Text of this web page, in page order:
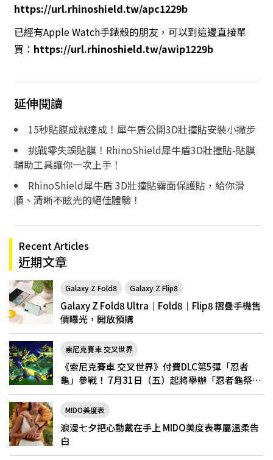
https://url.rhinoshield.tw/apc1229b
已經有Apple Watch手錶殼的朋友，可以到這邊直接單
買： https://url.rhinoshield.tw/awip1229b
延伸閱讀
15秒貼膜成就達成！犀牛盾公開3D壯撞貼安裝小撇步
挑戰零失誤貼膜！RhinoShield犀牛盾3D壯撞貼-貼膜
輔助工具讓你一次上手！
RhinoShield犀牛盾 3D壯撞貼霧面保護貼，給你滑
順、清晰不眩光的絕佳體驗！
Recent Articles
近期文章
Galaxy Z Fold8 Galaxy Z Flip8
Galaxy Z Fold8 Ultra｜Fold8｜Flip8 摺疊手機售
價曝光，開放預購
索尼克賽車 交叉世界
《索尼克賽車 交叉世界》付費DLC第5彈「忍者
龜」參戰！ 7月31日（五）起將舉辦「忍者龜祭
典」
MIDO美度表
浪漫七夕把心動戴在手上 MIDO美度表專屬溫柔告
白